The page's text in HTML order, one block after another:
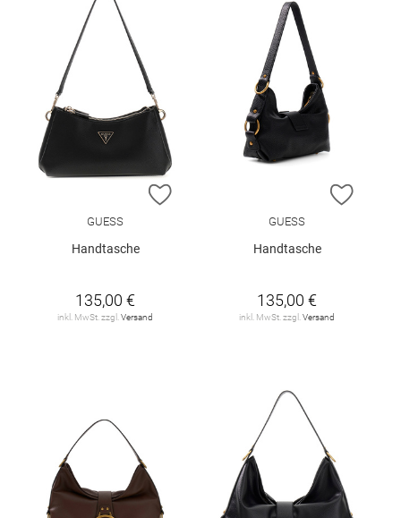
ZUR WUNSCHLISTE HINZUFÜGEN
GUESS
Handtasche
135,00 €
inkl. MwSt. zzgl. Versand
ZUR
GUESS
Handtasche
135,00 €
inkl. MwSt. zzgl. Versand